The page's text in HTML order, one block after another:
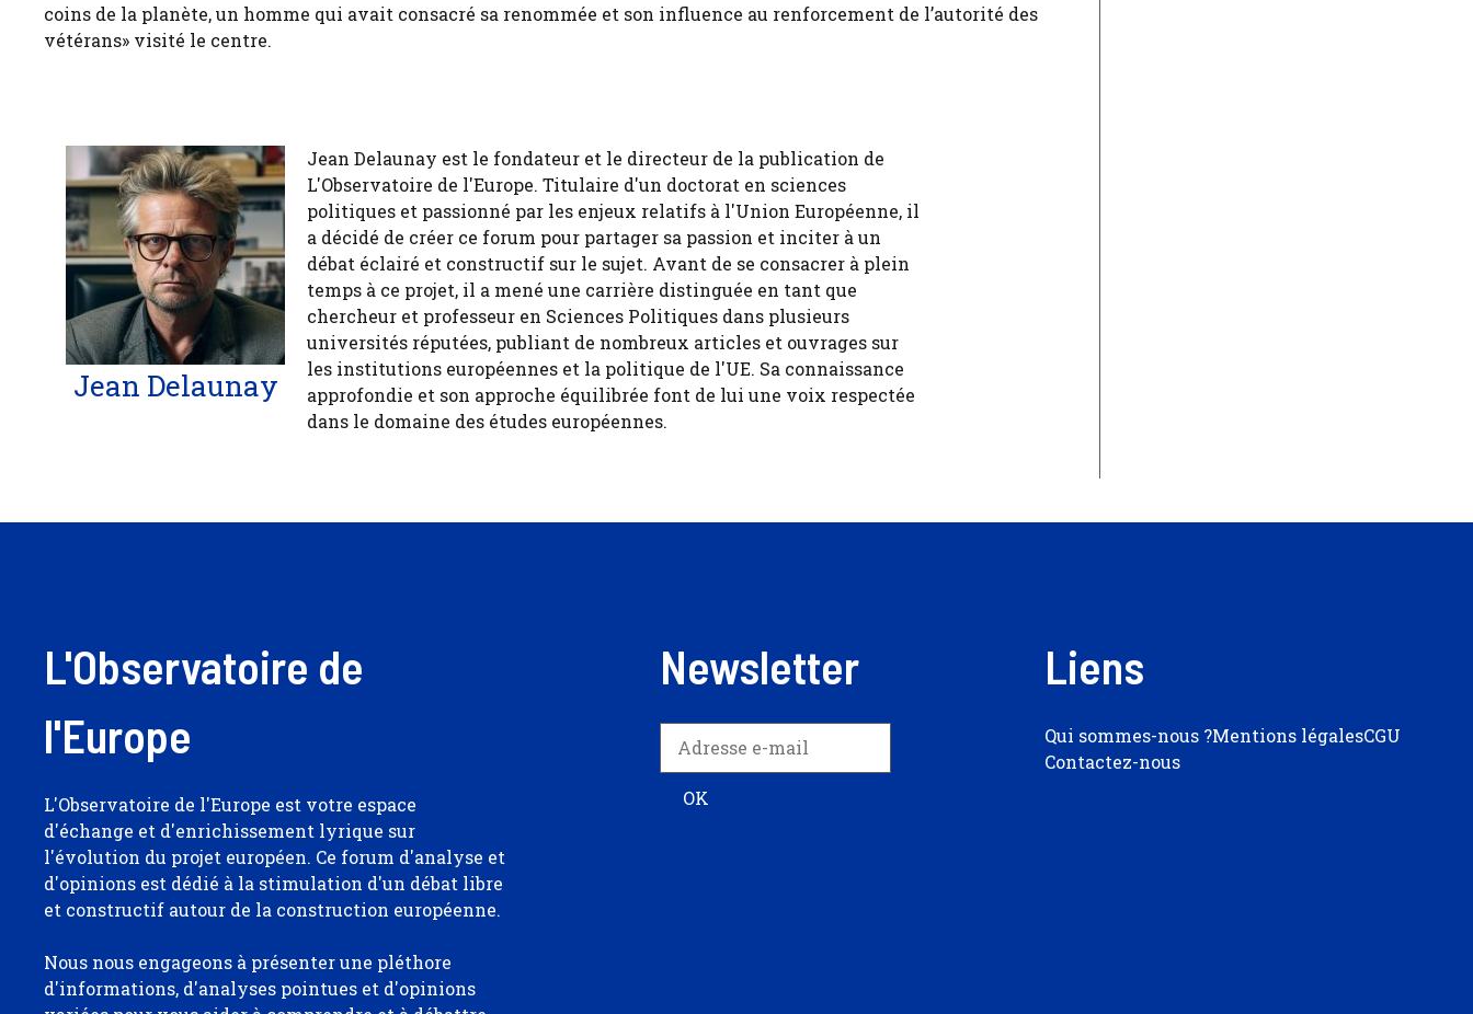
coins de la planète, un homme qui avait consacré sa renommée et son influence au renforcement de l’autorité des
vétérans» visité le centre.
Jean Delaunay
Jean Delaunay est le fondateur et le directeur de la publication de
L'Observatoire de l'Europe. Titulaire d'un doctorat en sciences
politiques et passionné par les enjeux relatifs à l'Union Européenne, il
a décidé de créer ce forum pour partager sa passion et inciter à un
débat éclairé et constructif sur le sujet. Avant de se consacrer à plein
temps à ce projet, il a mené une carrière distinguée en tant que
chercheur et professeur en Sciences Politiques dans plusieurs
universités réputées, publiant de nombreux articles et ouvrages sur
les institutions européennes et la politique de l'UE. Sa connaissance
approfondie et son approche équilibrée font de lui une voix respectée
dans le domaine des études européennes.
L'Observatoire de
l'Europe
L'Observatoire de l'Europe est votre espace
d'échange et d'enrichissement lyrique sur
l'évolution du projet européen. Ce forum d'analyse et
d'opinions est dédié à la stimulation d'un débat libre
et constructif autour de la construction européenne.
Nous nous engageons à présenter une pléthore
d'informations, d'analyses pointues et d'opinions
Newsletter Liens
Qui sommes-nous ?Mentions légalesCGU
Contactez-nous